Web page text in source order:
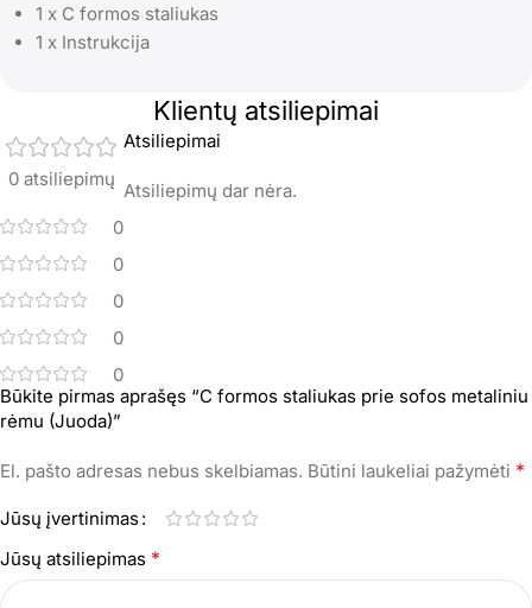
1 x C formos staliukas
1 x Instrukcija
Klientų atsiliepimai
0 atsiliepimų
0
0
0
0
0
Atsiliepimai
Atsiliepimų dar nėra.
Būkite pirmas aprašęs “C formos staliukas prie sofos metaliniu
rėmu (Juoda)”
El. pašto adresas nebus skelbiamas. Būtini laukeliai pažymėti *
Jūsų įvertinimas
Jūsų atsiliepimas *